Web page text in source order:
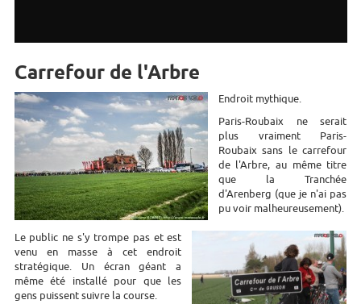
Carrefour de l'Arbre
Endroit mythique.
Paris-Roubaix ne serait
plus vraiment Paris-
Roubaix sans le carrefour
de l'Arbre, au même titre
que la Tranchée
d'Arenberg (que je n'ai pas
pu voir malheureusement).
Le public ne s'y trompe pas et est
venu en masse à cet endroit
stratégique. Un écran géant a
même été installé pour que les
gens puissent suivre la course.